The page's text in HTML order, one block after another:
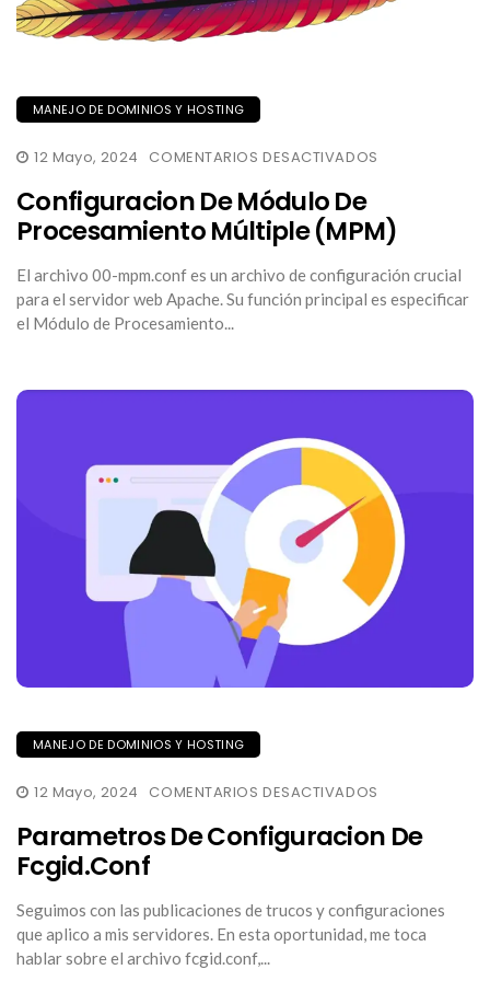
MANEJO DE DOMINIOS Y HOSTING
12 Mayo, 2024 COMENTARIOS DESACTIVADOS
DE
(MPM)
Configuracion De Módulo De
Procesamiento Múltiple (MPM)
El archivo 00-mpm.conf es un archivo de configuración crucial
para el servidor web Apache. Su función principal es especificar
el Módulo de Procesamiento...
MANEJO DE DOMINIOS Y HOSTING
12 Mayo, 2024 COMENTARIOS DESACTIVADOS
DE
Parametros De Configuracion De
Fcgid.conf
Seguimos con las publicaciones de trucos y configuraciones
que aplico a mis servidores. En esta oportunidad, me toca
hablar sobre el archivo fcgid.conf,...